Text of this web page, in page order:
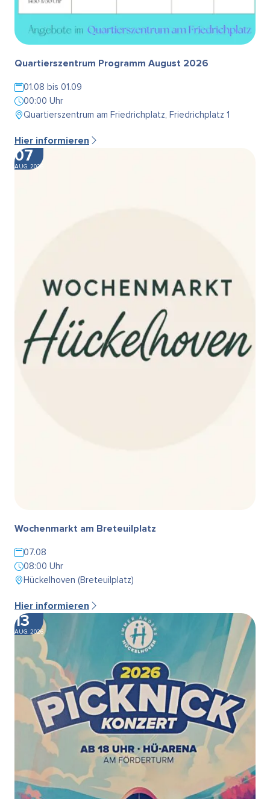
Quartierszentrum Programm August 2026
01.08 bis 01.09
00:00 Uhr
Quartierszentrum am Friedrichplatz, Friedrichplatz 1
Hier informieren
07
AUG. 2026
Wochenmarkt am Breteuilplatz
07.08
08:00 Uhr
Hückelhoven (Breteuilplatz)
Hier informieren
13
AUG. 2026